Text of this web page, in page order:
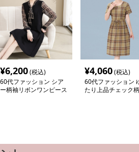
¥6,200(税込)
60代ファッション シア
ー柄袖リボンワンピース
¥4,060(税込)
60代ファッション
たり上品チェック